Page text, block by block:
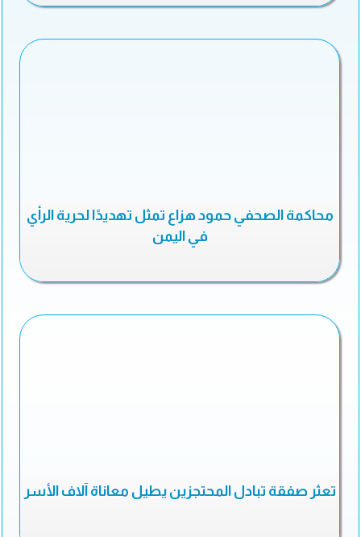
محاكمة الصحفي حمود هزاع تمثل تهديدًا لحرية الرأي
في اليمن
تعثر صفقة تبادل المحتجزين يطيل معاناة آلاف الأسر